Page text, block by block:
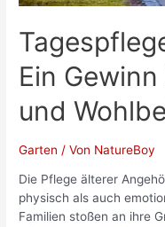
Ein
und
Garten / Von NatureBoy
Die Pflege älterer
physisch als auch
Familien stoßen an ihre